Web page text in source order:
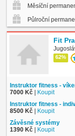
Měsíční
Půlroční
Fit
62%
Instruktor fitness -
7000 Kč | Koupit
Instruktor fitness -
8500 Kč | Koupit
Závěsné systémy
1390 Kč | Koupit